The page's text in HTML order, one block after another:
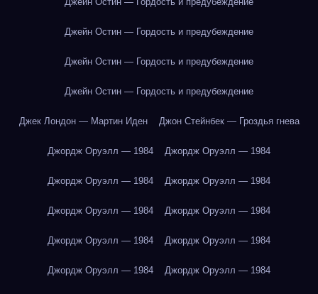
Джейн Остин — Гордость и предубеждение
Джейн Остин — Гордость и предубеждение
Джейн Остин — Гордость и предубеждение
Джек Лондон — Мартин Иден Джон Стейнбек — Гроздья гнева
Джордж Оруэлл — 1984 Джордж Оруэлл — 1984
Джордж Оруэлл — 1984 Джордж Оруэлл — 1984
Джордж Оруэлл — 1984 Джордж Оруэлл — 1984
Джордж Оруэлл — 1984 Джордж Оруэлл — 1984
Джордж Оруэлл — 1984 Джордж Оруэлл — 1984